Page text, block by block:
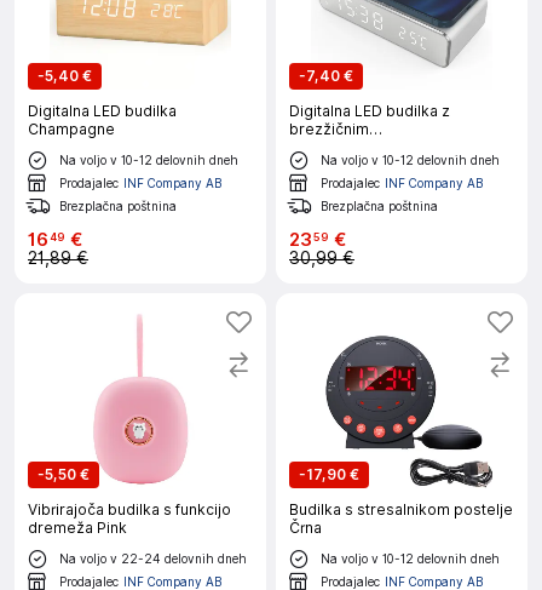
-5,40 €
Digitalna LED budilka
Champagne
Na voljo v 10-12 delovnih dneh
Prodajalec INF Company AB
Brezplačna poštnina
1649 €
21,89 €
-7,40 €
Digitalna LED budilka z
brezžičnim
polnilcem/termometrom
SrebrnaNa voljo v 10-12 delovnih dneh
Prodajalec INF Company AB
Brezplačna poštnina
2359 €
30,99 €
-5,50 €
Vibrirajoča budilka s funkcijo
dremeža Pink
Na voljo v 22-24 delovnih dneh
Prodajalec INF Company AB
-17,90 €
Budilka s stresalnikom postelje
Črna
Na voljo v 10-12 delovnih dneh
Prodajalec INF Company AB